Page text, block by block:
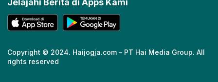
Jelajahi Berita di Apps Kami
Copyright © 2024. Haijogja.com – PT Hai Media Group. All
rights reserved